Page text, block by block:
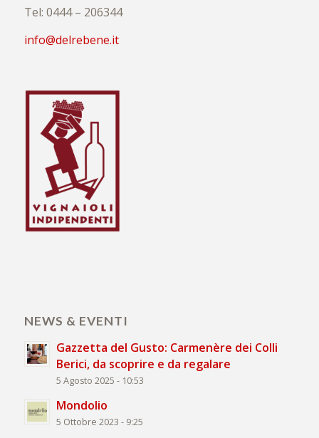
Tel: 0444 – 206344
info@delrebene.it
NEWS & EVENTI
Gazzetta del Gusto: Carmenère dei Colli
Berici, da scoprire e da regalare
5 Agosto 2025 - 10:53
Mondolio
5 Ottobre 2023 - 9:25